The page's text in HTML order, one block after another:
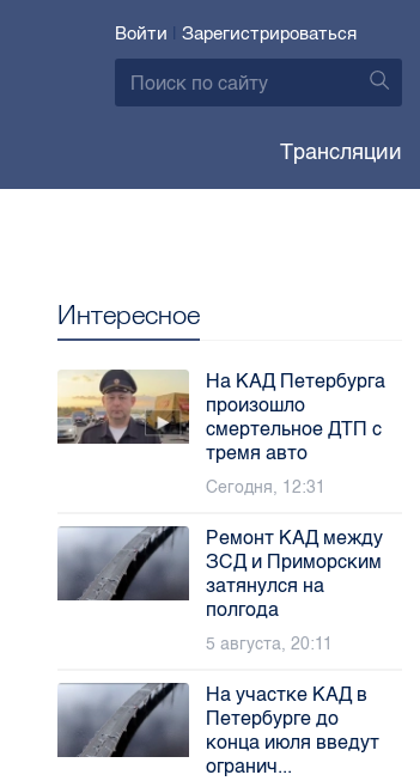
Войти | Зарегистрироваться
Трансляции
Интересное
На КАД Петербурга
произошло
смертельное ДТП с
тремя авто
Сегодня, 12:31
Ремонт КАД между
ЗСД и Приморским
затянулся на
полгода
5 августа, 20:11
На участке КАД в
Петербурге до
конца июля введут
огранич...